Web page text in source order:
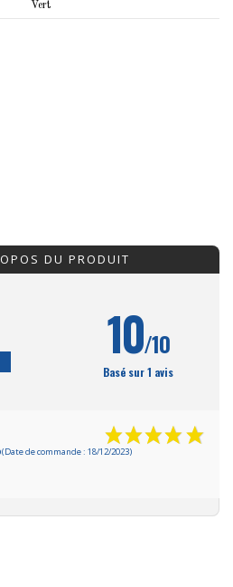
Vert
DU PRODUIT
10/10
Basé sur 1 avis
(Date de commande : 18/12/2023)